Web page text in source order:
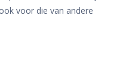
voor die van andere